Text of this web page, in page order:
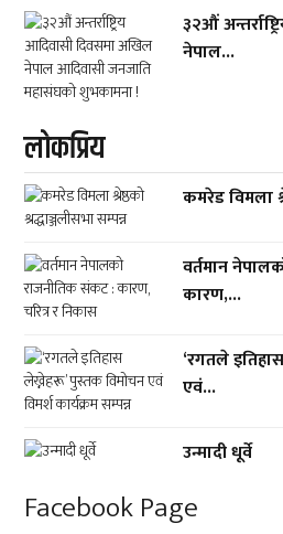
३२औं
नेपाल...
लाेकप्रिय
कमरेड विमला
वर्तमान
कारण,...
‘रगतले
एवं...
उन्मादी धूर्वे
Facebook Page